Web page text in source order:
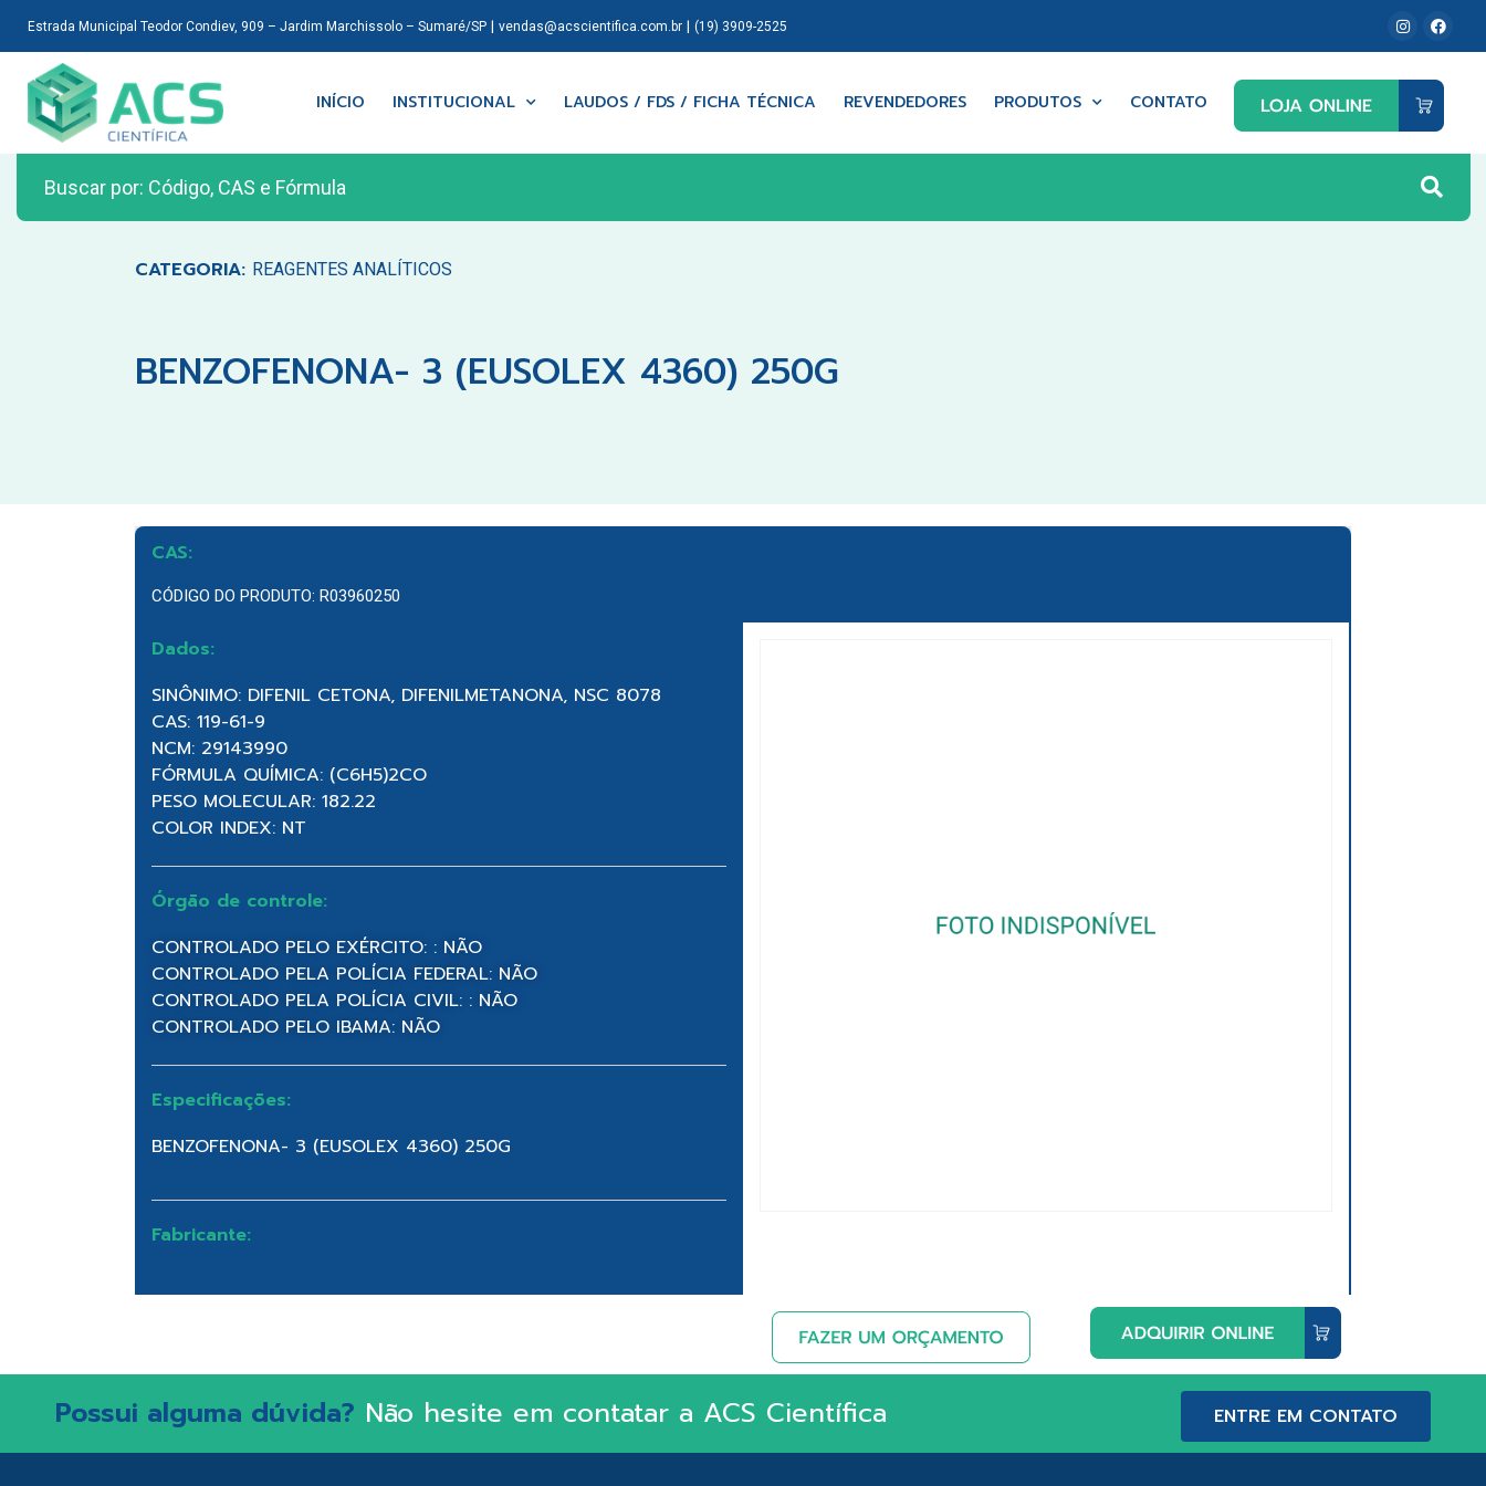
Estrada Municipal Teodor Condiev, 909 – Jardim Marchissolo – Sumaré/SP| vendas@acscientifica.com.br| (19) 3909-2525
INÍCIO INSTITUCIONAL LAUDOS / FDS / FICHA TÉCNICA REVENDEDORES PRODUTOS CONTATO
CATEGORIA: REAGENTES ANALÍTICOS
BENZOFENONA- 3 (EUSOLEX 4360) 250G
CAS:
CÓDIGO DO PRODUTO: R03960250
Dados:
SINÔNIMO: DIFENIL CETONA, DIFENILMETANONA, NSC 8078
CAS: 119-61-9
NCM: 29143990
FÓRMULA QUÍMICA: (C6H5)2CO
PESO MOLECULAR: 182.22
COLOR INDEX: NT
Órgão de controle:
CONTROLADO PELO EXÉRCITO: : NÃO
CONTROLADO PELA POLÍCIA FEDERAL: NÃO
CONTROLADO PELA POLÍCIA CIVIL: : NÃO
CONTROLADO PELO IBAMA: NÃO
Especificações:
BENZOFENONA- 3 (EUSOLEX 4360) 250G
Fabricante:
Possui alguma dúvida? Não hesite em contatar a ACS Científica ENTRE EM CONTATO